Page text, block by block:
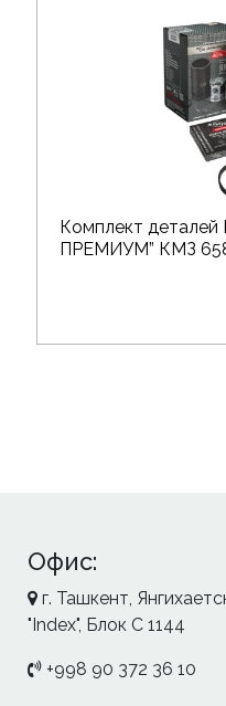
Комплект
ПРЕМИУМ” КМЗ
Офис:
г. Ташкент,
"Index", Блок С 1144
+998 90 372 36 10